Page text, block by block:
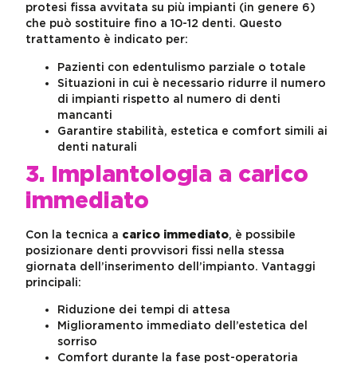
protesi fissa avvitata su più impianti (in genere 6)
che può sostituire fino a 10-12 denti. Questo
trattamento è indicato per:
Pazienti con edentulismo parziale o totale
Situazioni in cui è necessario ridurre il numero
di impianti rispetto al numero di denti
mancanti
Garantire stabilità, estetica e comfort simili ai
denti naturali
3. Implantologia a carico
immediato
Con la tecnica a carico immediato, è possibile
posizionare denti provvisori fissi nella stessa
giornata dell’inserimento dell’impianto. Vantaggi
principali:
Riduzione dei tempi di attesa
Miglioramento immediato dell’estetica del
sorriso
Comfort durante la fase post-operatoria